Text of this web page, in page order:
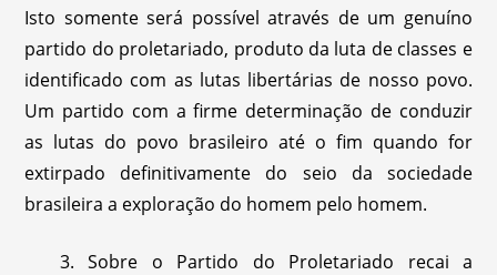
Isto somente será possível através de um genuíno
partido do proletariado, produto da luta de classes e
identificado com as lutas libertárias de nosso povo.
Um partido com a firme determinação de conduzir
as lutas do povo brasileiro até o fim quando for
extirpado definitivamente do seio da sociedade
brasileira a exploração do homem pelo homem.
3. Sobre o Partido do Proletariado recai a